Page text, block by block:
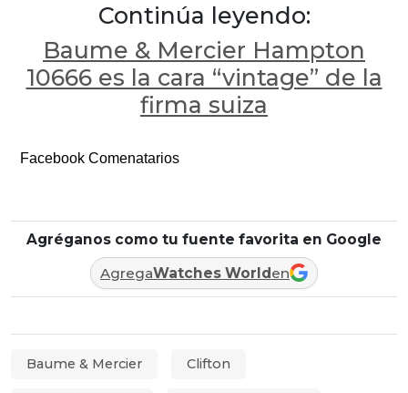
Continúa leyendo:
Baume & Mercier Hampton
10666 es la cara “vintage” de la
firma suiza
Facebook Comenatarios
Agréganos como tu fuente favorita en Google
AgregaWatches Worlden
Baume & Mercier Clifton